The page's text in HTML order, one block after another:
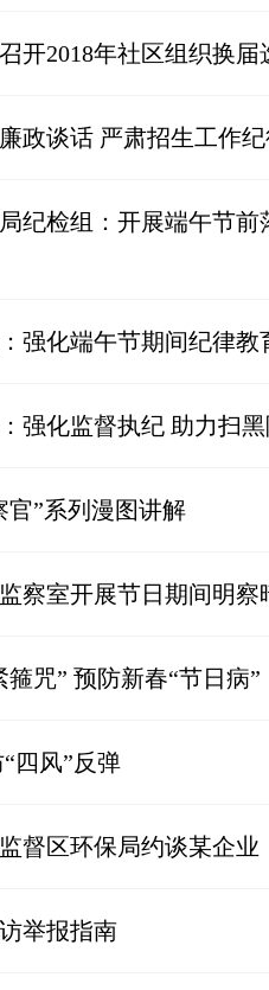
开2018年社区组织换
政谈话 严肃招生工作
纪检组：开展端午节
强化端午节期间纪律
强化监督执纪 助力扫
官”系列漫图讲解
察室开展节日期间明察
咒” 预防新春“节日病”
四风”反弹
督区环保局约谈某企业
举报指南